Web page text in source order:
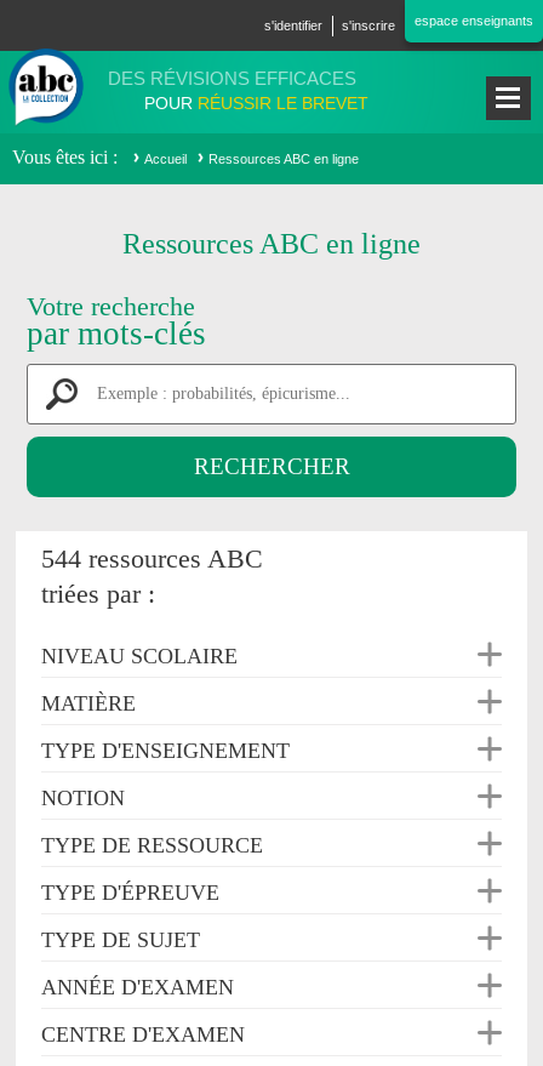
s'identifier s'inscrire espace enseignants
DES RÉVISIONS EFFICACES
POUR RÉUSSIR LE BREVET
Vous êtes ici Accueil Ressources ABC en ligne
Ressources ABC en ligne
Votre recherche
par mots-clés
544 ressources ABC
triées par :
NIVEAU SCOLAIRE
MATIÈRE
TYPE D'ENSEIGNEMENT
NOTION
TYPE DE RESSOURCE
TYPE D'ÉPREUVE
TYPE DE SUJET
ANNÉE D'EXAMEN
CENTRE D'EXAMEN